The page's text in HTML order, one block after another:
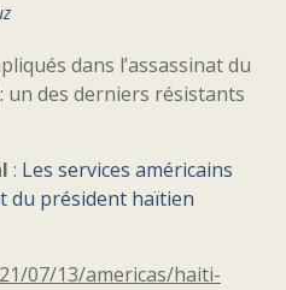
dans l’assassinat du
un des derniers résistants
: Les services américains
du président haïtien
07/13/americas/haiti-